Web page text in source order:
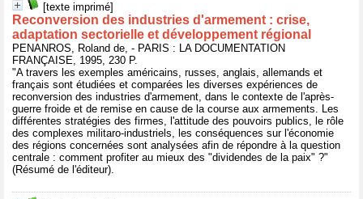
[texte imprimé]
Reconversion des industries d'armement : crise,
adaptation sectorielle et développement régional
PENANROS, Roland de, - PARIS : LA DOCUMENTATION
FRANÇAISE, 1995, 230 P.
"A travers les exemples américains, russes, anglais, allemands et
français sont étudiées et comparées les diverses expériences de
reconversion des industries d'armement, dans le contexte de l'après-
guerre froide et de remise en cause de la course aux armements. Les
différentes stratégies des firmes, l'attitude des pouvoirs publics, le rôle
des complexes militaro-industriels, les conséquences sur l'économie
des régions concernées sont analysées afin de répondre à la question
centrale : comment profiter au mieux des "dividendes de la paix" ?"
(Résumé de l'éditeur).